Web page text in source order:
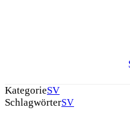
KategorieSV
SchlagwörterSV